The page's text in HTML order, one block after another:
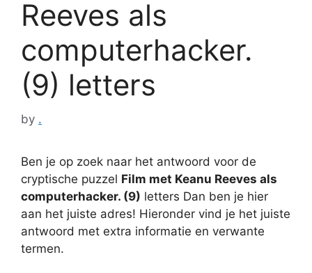
Reeves als
computerhacker.
(9) letters
by .
Ben je op zoek naar het antwoord voor de
cryptische puzzel Film met Keanu Reeves als
computerhacker. (9) letters Dan ben je hier
aan het juiste adres! Hieronder vind je het juiste
antwoord met extra informatie en verwante
termen.